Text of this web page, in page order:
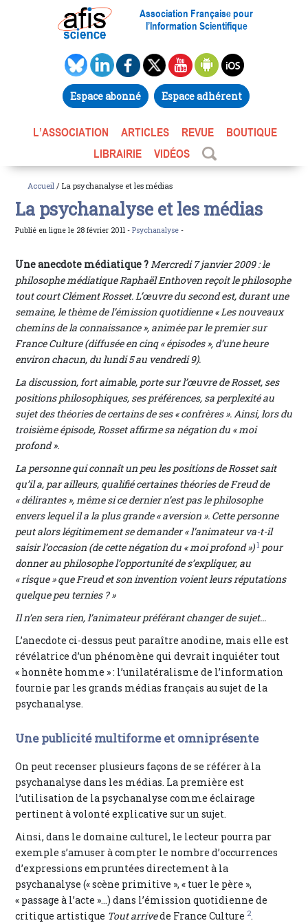
Association Française pour
l’Information Scientifique
Espace abonné Espace adhérent
L’ASSOCIATION ARTICLES REVUE
BOUTIQUE
LIBRAIRIE
VIDÉOS
Accueil / La psychanalyse et les médias
La psychanalyse et les médias
Publié en ligne le 28 février 2011 -Psychanalyse -
Une anecdote médiatique ?Mercredi 7 janvier 2009 : le
philosophe médiatique Raphaël Enthoven reçoit le philosophe
tout court Clément Rosset. L’œuvre du second est, durant une
semaine, le thème de l’émission quotidienne « Les nouveaux
chemins de la connaissance », animée par le premier sur
France Culture (diffusée en cinq « épisodes », d’une heure
environ chacun, du lundi 5 au vendredi 9).
La discussion, fort aimable, porte sur l’œuvre de Rosset, ses
positions philosophiques, ses préférences, sa perplexité au
sujet des théories de certains de ses « confrères ». Ainsi, lors du
troisième épisode, Rosset affirme sa négation du « moi
profond ».
La personne qui connaît un peu les positions de Rosset sait
qu’il a, par ailleurs, qualifié certaines théories de Freud de
« délirantes », même si ce dernier n’est pas le philosophe
envers lequel il a la plus grande « aversion ». Cette personne
peut alors légitimement se demander « l’animateur va-t-il
saisir l’occasion (de cette négation du « moi profond ») 1 pour
donner au philosophe l’opportunité de s’expliquer, au
« risque » que Freud et son invention voient leurs réputations
quelque peu ternies ? »
Il n’en sera rien, l’animateur préférant changer de sujet…
L’anecdote ci-dessus peut paraître anodine, mais elle est
révélatrice d’un phénomène qui devrait inquiéter tout
« honnête homme » : l’unilatéralisme de l’information
fournie par les grands médias français au sujet de la
psychanalyse.
Une publicité multiforme et omniprésente
On peut recenser plusieurs façons de se référer à la
psychanalyse dans les médias. La première est
l’utilisation de la psychanalyse comme éclairage
pertinent à volonté explicative sur un sujet.
Ainsi, dans le domaine culturel, le lecteur pourra par
exemple s’amuser à compter le nombre d’occurrences
d’expressions empruntées directement à la
psychanalyse (« scène primitive », « tuer le père »,
« passage à l’acte »…) dans l’émission quotidienne de
critique artistique Tout arrivede France Culture 2.